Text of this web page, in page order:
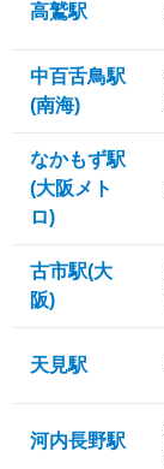
高鷲駅
中百舌鳥駅
(南海)
なかもず駅
(大阪メト
ロ)
古市駅(大
阪)
天見駅
河内長野駅